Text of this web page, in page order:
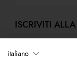
ISCRIVITI
italiano